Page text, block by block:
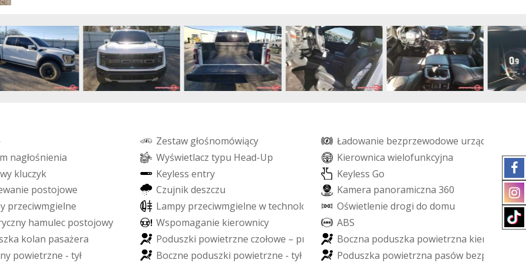
Zestaw głośnomówiący Ładowanie bezprzewodowe urząd
m nagłośnienia Wyświetlacz typu Head-Up Kierownica wielofunkcyjna
wy kluczyk Keyless entry Keyless Go
wanie postojowe Czujnikdeszczu Kamera panoramiczna 360
y przeciwmgielne Lampy przeciwmgielne wtechnolo LEDOświetlenie drogi do domu
yczny hamulec postojowy Wspomaganie kierownicy ABS
zka kolan pasażera Poduszki powietrzne czołowe – pr Boczna poduszka powietrzna kier
ny powietrzne - tył Boczne poduszki powietrzne - tył Poduszka powietrzna pasów bezp